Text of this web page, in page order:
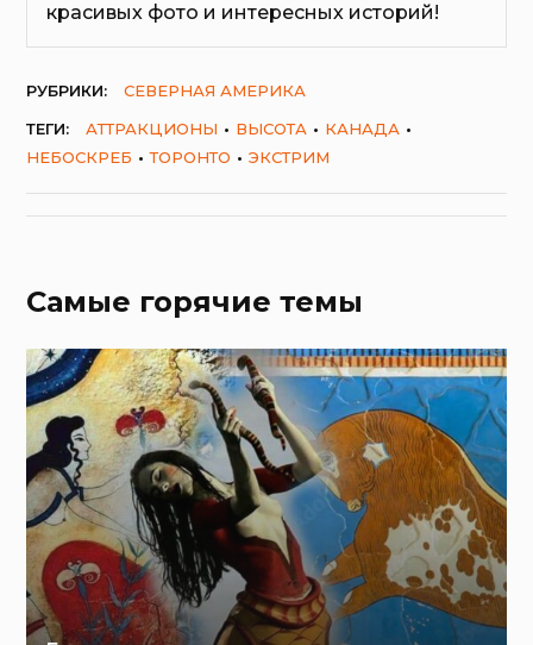
красивых фото и интересных историй!
РУБРИКИ:
СЕВЕРНАЯ АМЕРИКА
ТЕГИ:
АТТРАКЦИОНЫ ВЫСОТА
КАНАДА
НЕБОСКРЕБ
ТОРОНТО ЭКСТРИМ
Самые горячие темы